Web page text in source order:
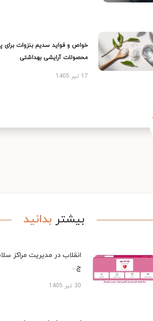
خواص و فواید سدیم بنزوات برای
محصولات آرایشی بهداشتی
17 تیر 1405
بیشتر بدانید
انقلاب در مدیریت مراکز
چ...
30 تیر 1405